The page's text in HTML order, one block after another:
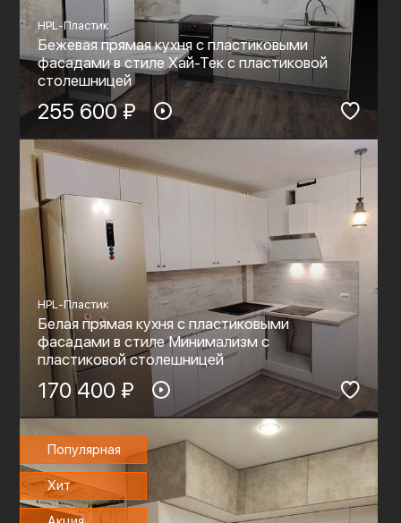
HPL-Пластик
Бежевая прямая кухня с пластиковыми
фасадами в стиле Хай-Тек с пластиковой
столешницей
255 600 ₽
HPL-Пластик
Белая прямая кухня с пластиковыми
фасадами в стиле Минимализм с
пластиковой столешницей
170 400 ₽
Популярная
Хит